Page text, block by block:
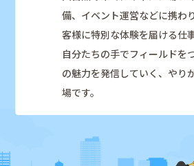
備、イベント運営などに携わ
客様に特別な体験を届ける仕事
自分たちの手でフィールドを
の魅力を発信していく、やり
場です。